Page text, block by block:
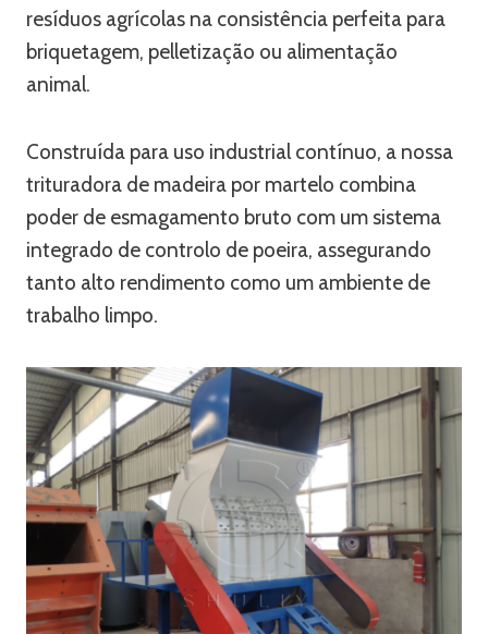
resíduos agrícolas na consistência perfeita para
briquetagem, pelletização ou alimentação
animal.
Construída para uso industrial contínuo, a nossa
trituradora de madeira por martelo combina
poder de esmagamento bruto com um sistema
integrado de controlo de poeira, assegurando
tanto alto rendimento como um ambiente de
trabalho limpo.